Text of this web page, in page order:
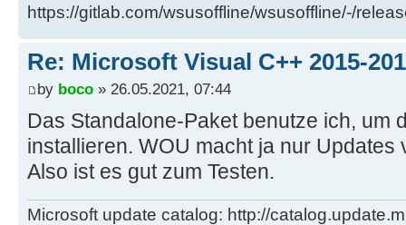
https://gitlab.com/wsusoffline/wsusoffline/-/
Re: Microsoft Visual C++ 2015-
by boco » 26.05.2021, 07:44
Das Standalone-Paket benutze ich, um
installieren. WOU macht ja nur Updates
Also ist es gut zum Testen.
Microsoft update catalog: http://